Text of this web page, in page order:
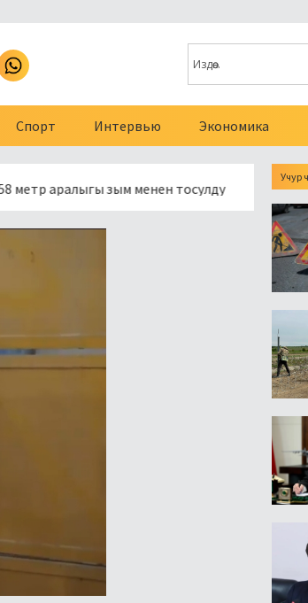
Спорт Интервью Экономика
зым менен тосулду Президент
Учур